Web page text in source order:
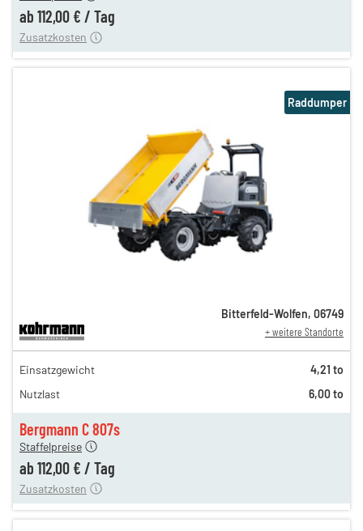
ab 112,00 € / Tag
12,00 €
Zusatzkosten
Bergmann C 807s
194,00 €
162,00 €
135,00 €
Staffelpreise
ab 112,00 € / Tag
12,00 €
Zusatzkosten
Raddumper
Bitterfeld-Wolfen, 06749
+ weitere Standorte
Einsatzgewicht
4,21 to
Nutzlast
6,00 to